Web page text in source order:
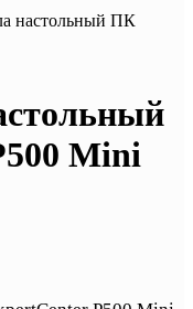
настольный ПК
Mini